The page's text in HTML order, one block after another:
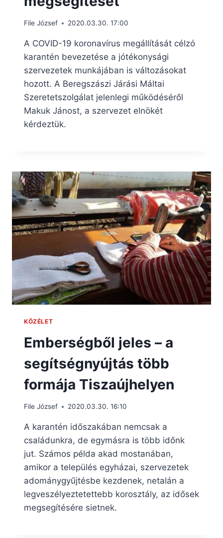
File József 2020.03.30. 17:00
A COVID-19 koronavírus megállítását célzó
karantén bevezetése a jótékonysági
szervezetek munkájában is változásokat
hozott. A Beregszászi Járási Máltai
Szeretetszolgálat jelenlegi működéséről
Makuk Jánost, a szervezet elnökét
kérdeztük.
KÖZÉLET
Emberségből jeles – a
segítségnyújtás több
formája Tiszaújhelyen
File József 2020.03.30. 16:10
A karantén időszakában nemcsak a
családunkra, de egymásra is több időnk
jut. Számos példa akad mostanában,
amikor a település egyházai, szervezetek
adománygyűjtésbe kezdenek, netalán a
legveszélyeztetettebb korosztály, az idősek
megsegítésére sietnek.